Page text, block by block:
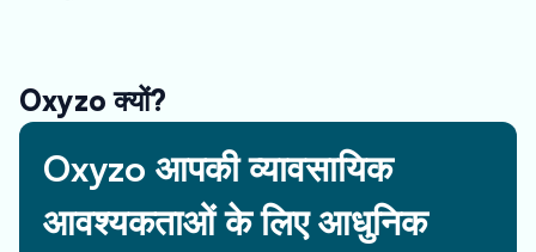
Oxyzo क्यों?
Oxyzo आपकी व्यावसायिक
आवश्यकताओं के लिए आधुनिक